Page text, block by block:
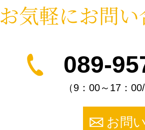
お気軽にお問
089-
（9：00～17：
お問